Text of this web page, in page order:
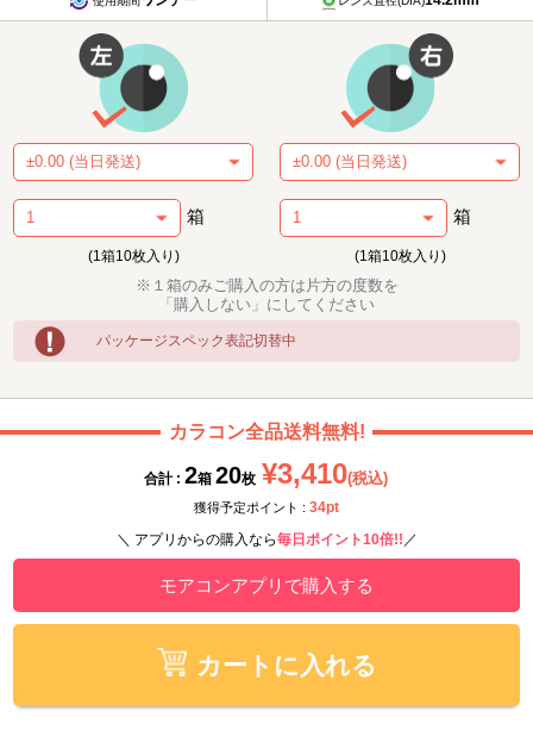
箱
(1箱10枚入り)
箱
(1箱10枚入り)
※１箱のみご購入の方は片方の度数を
「購入しない」にしてください
パッケージスペック表記切替中
カラコン全品送料無料!
合計 : 2箱 20枚 ¥3,410(税込)
獲得予定ポイント : 34pt
＼ アプリからの購入なら毎日ポイント10倍!! ／
モアコンアプリで購入する
カートに入れる